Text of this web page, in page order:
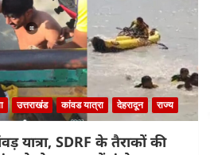
उत्तराखंड कांवड यात्रा देहरादून राज्य
यात्रा, SDRF के तैराकों की